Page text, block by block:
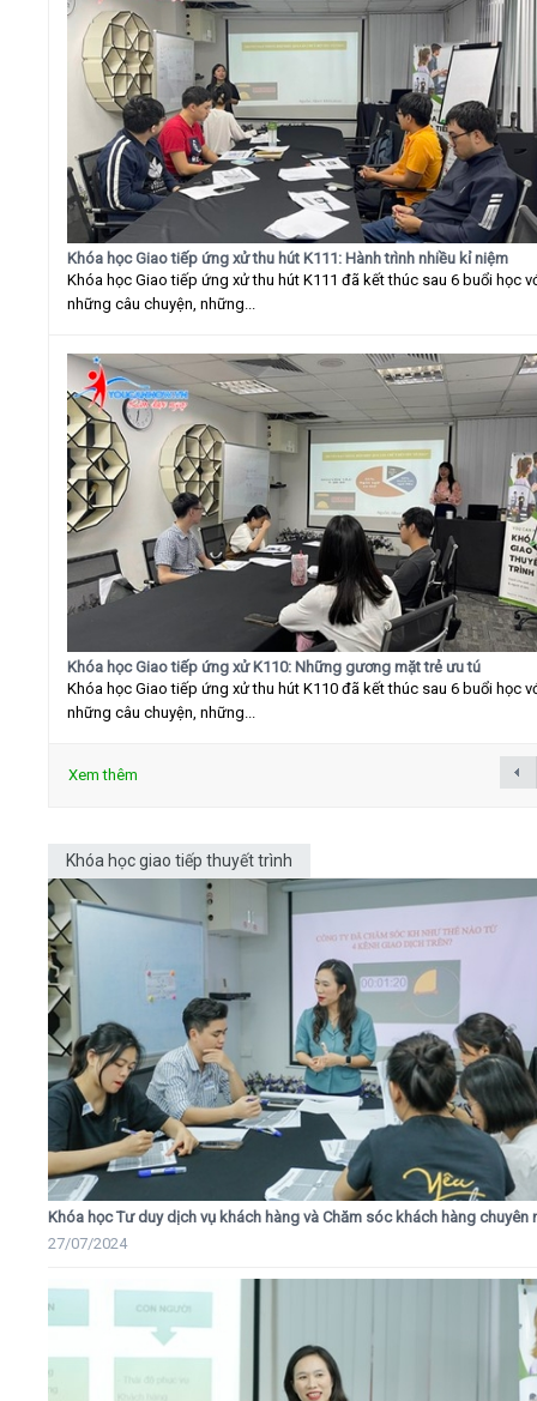
Khóa học Giao tiếp ứng xử thu hút K111: Hành trình nhiều kỉ niệm
Khóa học Giao tiếp ứng xử thu hút K111 đã kết thúc sau 6 buổi học
những câu chuyện, những...
Khóa học Giao tiếp ứng xử K110: Những gương mặt trẻ ưu tú
Khóa học Giao tiếp ứng xử thu hút K110 đã kết thúc sau 6 buổi học
những câu chuyện, những...
Xem thêm
Khóa học giao tiếp thuyết trình
Khóa học Tư duy dịch vụ khách hàng và Chăm sóc khách hàng chuyên
27/07/2024